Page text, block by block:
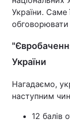
України.
України
Нагадаємо,
наступним
12 балів